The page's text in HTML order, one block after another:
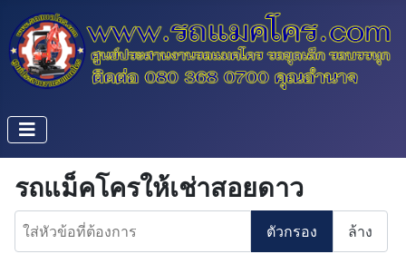
รถแม็คโครให้เช่าสอยดาว
ใส่หัวข้อที่ต้องการ
ตัวกรอง ล้าง